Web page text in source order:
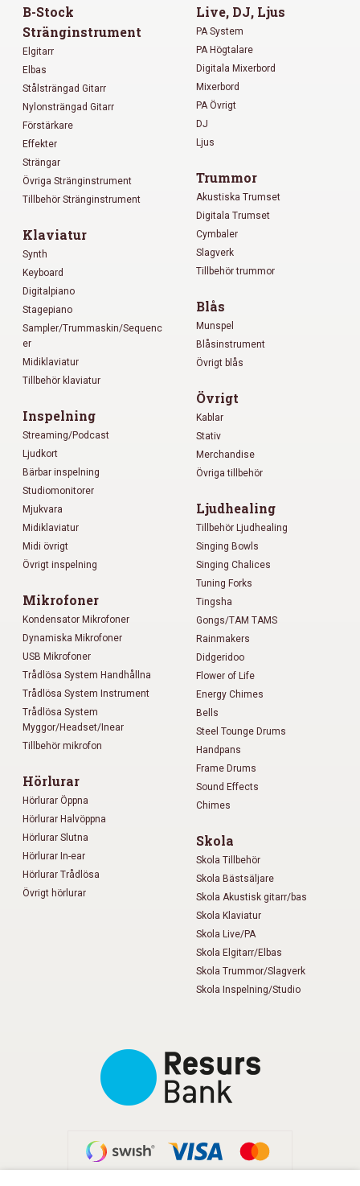
B-Stock
Stränginstrument
Elgitarr
Elbas
Stålsträngad Gitarr
Nylonsträngad Gitarr
Förstärkare
Effekter
Strängar
Övriga Stränginstrument
Tillbehör Stränginstrument
Klaviatur
Synth
Keyboard
Digitalpiano
Stagepiano
Sampler/Trummaskin/Sequenc
er
Midiklaviatur
Tillbehör klaviatur
Inspelning
Streaming/Podcast
Ljudkort
Bärbar inspelning
Studiomonitorer
Mjukvara
Midiklaviatur
Midi övrigt
Övrigt inspelning
Mikrofoner
Kondensator Mikrofoner
Dynamiska Mikrofoner
USB Mikrofoner
Trådlösa System Handhållna
Trådlösa System Instrument
Trådlösa System
Myggor/Headset/Inear
Tillbehör mikrofon
Hörlurar
Hörlurar Öppna
Hörlurar Halvöppna
Hörlurar Slutna
Hörlurar In-ear
Hörlurar Trådlösa
Övrigt hörlurar
Live, DJ, Ljus
PA System
PA Högtalare
Digitala Mixerbord
Mixerbord
PA Övrigt
DJ
Ljus
Trummor
Akustiska Trumset
Digitala Trumset
Cymbaler
Slagverk
Tillbehör trummor
Blås
Munspel
Blåsinstrument
Övrigt blås
Övrigt
Kablar
Stativ
Merchandise
Övriga tillbehör
Ljudhealing
Tillbehör Ljudhealing
Singing Bowls
Singing Chalices
Tuning Forks
Tingsha
Gongs/TAM TAMS
Rainmakers
Didgeridoo
Flower of Life
Energy Chimes
Bells
Steel Tounge Drums
Handpans
Frame Drums
Sound Effects
Chimes
Skola
Skola Tillbehör
Skola Bästsäljare
Skola Akustisk gitarr/bas
Skola Klaviatur
Skola Live/PA
Skola Elgitarr/Elbas
Skola Trummor/Slagverk
Skola Inspelning/Studio